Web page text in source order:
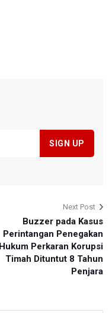
Next Post
Buzzer pada Kasus
Perintangan Penegakan
Hukum Perkaran Korupsi
Timah Dituntut 8 Tahun
Penjara